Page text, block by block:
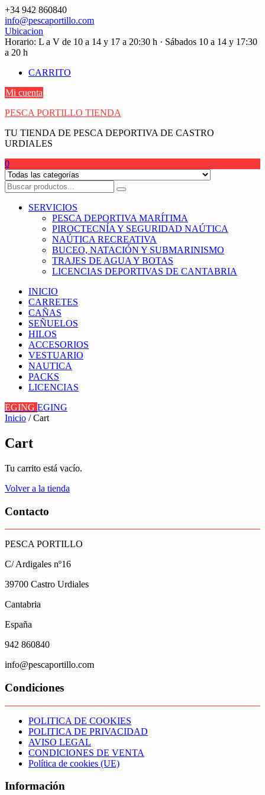
Saltar
contenido
+34 942 860840
info@pescaportillo.com
Ubicacion
Horario: L a V de 10 a 14 y 17 a 20:30 h · Sábados 10 a 14 y 17:30
a 20 h
CARRITO
Mi cuenta
PESCA PORTILLO TIENDA
TU TIENDA DE PESCA DEPORTIVA DE CASTRO
URDIALES
0
SERVICIOS
PESCA DEPORTIVA MARÍTIMA
PIROCTECNÍA Y SEGURIDAD NAÚTICA
NAÚTICA RECREATIVA
BUCEO, NATACIÓN Y SUBMARINISMO
TRAJES DE AGUA Y BOTAS
LICENCIAS DEPORTIVAS DE CANTABRIA
INICIO
CARRETES
CAÑAS
SEÑUELOS
HILOS
ACCESORIOS
VESTUARIO
NAUTICA
PACKS
LICENCIAS
EGING EGING
Inicio / Cart
Cart
Tu carrito está vacío.
Volver a la tienda
Contacto
PESCA PORTILLO
C/ Ardigales nº16
39700 Castro Urdiales
Cantabria
España
942 860840
info@pescaportillo.com
Condiciones
POLITICA DE COOKIES
POLITICA DE PRIVACIDAD
AVISO LEGAL
CONDICIONES DE VENTA
Política de cookies (UE)
Información